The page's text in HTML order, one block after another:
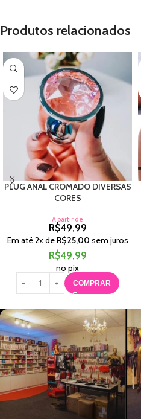
Produtos relacionados
PLUG ANAL CROMADO DIVERSAS
CORES
A partir de
R$49,99
Em até2x de R$25,00 sem juros
R$49,99
no pix
COMPRAR